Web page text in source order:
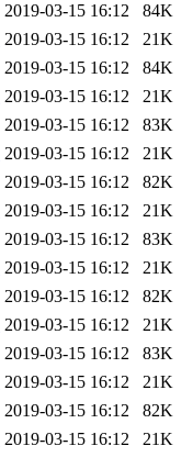
2019-03-15 16:12
84K
2019-03-15 16:12
21K
2019-03-15 16:12
84K
2019-03-15 16:12
21K
2019-03-15 16:12
83K
2019-03-15 16:12
21K
2019-03-15 16:12
82K
2019-03-15 16:12
21K
2019-03-15 16:12
83K
2019-03-15 16:12
21K
2019-03-15 16:12
82K
2019-03-15 16:12
21K
2019-03-15 16:12
83K
2019-03-15 16:12
21K
2019-03-15 16:12
82K
2019-03-15 16:12
21K